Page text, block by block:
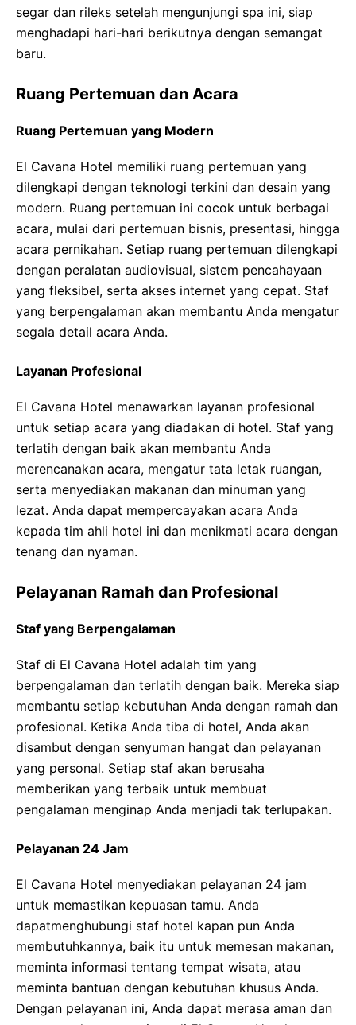
segar dan rileks setelah mengunjungi spa ini, siap
menghadapi hari-hari berikutnya dengan semangat
baru.
Ruang Pertemuan dan Acara
Ruang Pertemuan yang Modern
El Cavana Hotel memiliki ruang pertemuan yang
dilengkapi dengan teknologi terkini dan desain yang
modern. Ruang pertemuan ini cocok untuk berbagai
acara, mulai dari pertemuan bisnis, presentasi, hingga
acara pernikahan. Setiap ruang pertemuan dilengkapi
dengan peralatan audiovisual, sistem pencahayaan
yang fleksibel, serta akses internet yang cepat. Staf
yang berpengalaman akan membantu Anda mengatur
segala detail acara Anda.
Layanan Profesional
El Cavana Hotel menawarkan layanan profesional
untuk setiap acara yang diadakan di hotel. Staf yang
terlatih dengan baik akan membantu Anda
merencanakan acara, mengatur tata letak ruangan,
serta menyediakan makanan dan minuman yang
lezat. Anda dapat mempercayakan acara Anda
kepada tim ahli hotel ini dan menikmati acara dengan
tenang dan nyaman.
Pelayanan Ramah dan Profesional
Staf yang Berpengalaman
Staf di El Cavana Hotel adalah tim yang
berpengalaman dan terlatih dengan baik. Mereka siap
membantu setiap kebutuhan Anda dengan ramah dan
profesional. Ketika Anda tiba di hotel, Anda akan
disambut dengan senyuman hangat dan pelayanan
yang personal. Setiap staf akan berusaha
memberikan yang terbaik untuk membuat
pengalaman menginap Anda menjadi tak terlupakan.
Pelayanan 24 Jam
El Cavana Hotel menyediakan pelayanan 24 jam
untuk memastikan kepuasan tamu. Anda
dapatmenghubungi staf hotel kapan pun Anda
membutuhkannya, baik itu untuk memesan makanan,
meminta informasi tentang tempat wisata, atau
meminta bantuan dengan kebutuhan khusus Anda.
Dengan pelayanan ini, Anda dapat merasa aman dan